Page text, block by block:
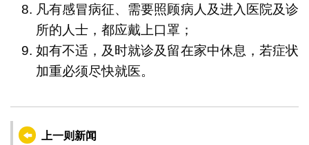
凡有感冒病征、需要照顾病人及进入医院及诊
所的人士，都应戴上口罩；
如有不适，及时就诊及留在家中休息，若症状
加重必须尽快就医。
上一则新闻